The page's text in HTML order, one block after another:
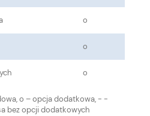
o
o
o
o – opcja dodatkowa, - -
bez opcji dodatkowych